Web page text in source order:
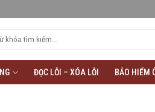
ĐỌC LỖI – XÓA LỖI BẢO HIỂM